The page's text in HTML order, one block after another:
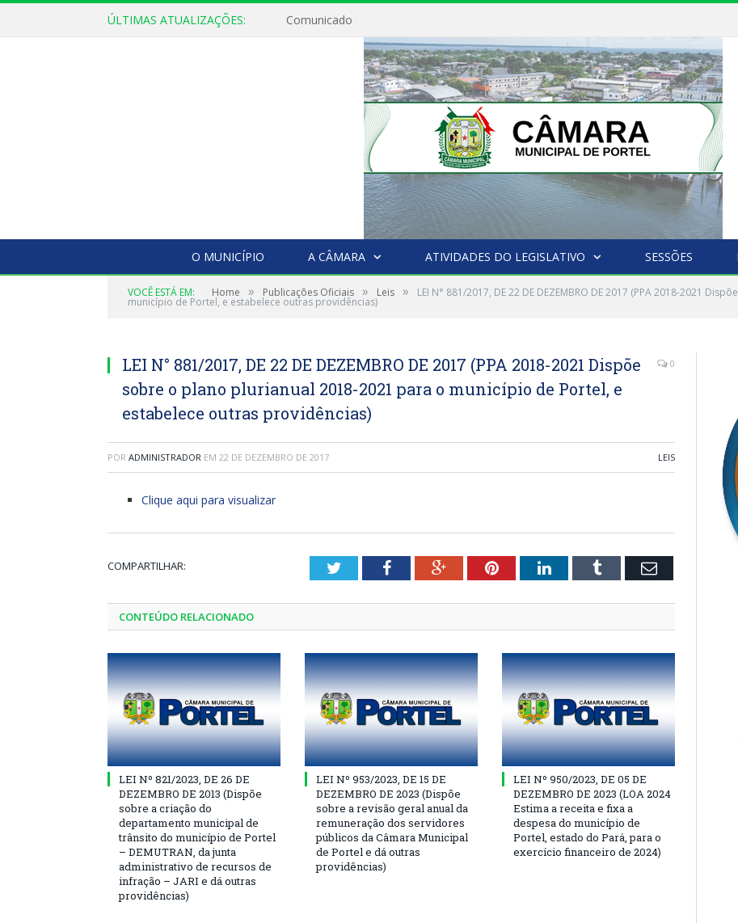
ÚLTIMAS ATUALIZAÇÕES: Comunicado
O MUNICÍPIO A CÂMARA ATIVIDADES DO LEGISLATIVO SESSÕES
VOCÊ ESTÁ EM: Home » Publicações Oficiais » Leis » LEI N° 881/2017, DE 22 DE DEZEMBRO DE 2017 (PPA 2018-2021
município de Portel, e estabelece outras providências)
LEI N° 881/2017, DE 22 DE DEZEMBRO DE 2017 (PPA 2018-2021 Dispõe
sobre o plano plurianual 2018-2021 para o município de Portel, e
estabelece outras providências)
0
POR ADMINISTRADOR EM 22 DE DEZEMBRO DE 2017 LEIS
Clique aqui para visualizar
COMPARTILHAR: TwitterFacebookGoogle+PinterestLinkedInTumblr Email
CONTEÚDO RELACIONADO
LEI Nº 821/2023, DE 26 DE
DEZEMBRO DE 2013 (Dispõe
sobre a criação do
departamento municipal de
trânsito do município de Portel
– DEMUTRAN, da junta
administrativo de recursos de
infração – JARI e dá outras
providências)
LEI Nº 953/2023, DE 15 DE
DEZEMBRO DE 2023 (Dispõe
sobre a revisão geral anual da
remuneração dos servidores
públicos da Câmara Municipal
de Portel e dá outras
providências)
LEI Nº 950/2023, DE 05 DE
DEZEMBRO DE 2023 (LOA 2024
Estima a receita e fixa a
despesa do município de
Portel, estado do Pará, para o
exercício financeiro de 2024)